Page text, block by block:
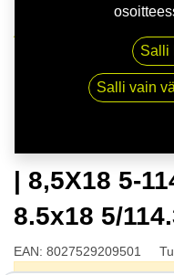
OZ ESTREMA GT
C75,10 60 8.5x18 5/
| 8,5X18 5-
8.5x18 5/
EAN: 8027529209501
Salli
Salli vain